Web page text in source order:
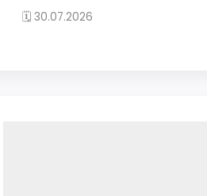
🗓 30.07.2026